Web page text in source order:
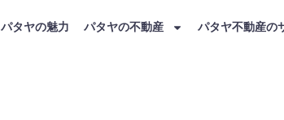
パタヤの魅力 パタヤの不動産 パタヤ不動産の